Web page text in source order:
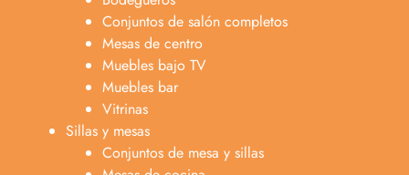
Conjuntos de salón completos
Mesas de centro
Muebles bajo TV
Muebles bar
Vitrinas
Sillas y mesas
Conjuntos de mesa y sillas